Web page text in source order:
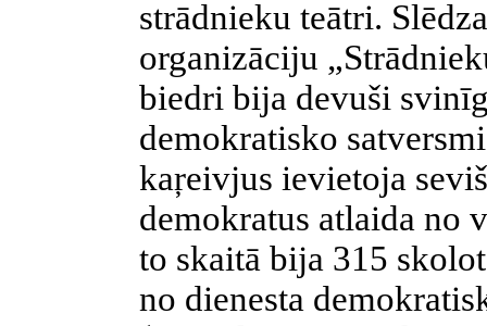
strādnieku teātri.
organizāciju
biedri bija devuši
demokratisko
kaŗeivjus ievietoja
demokratus atlaida no
to skaitā bija 315
no dienesta